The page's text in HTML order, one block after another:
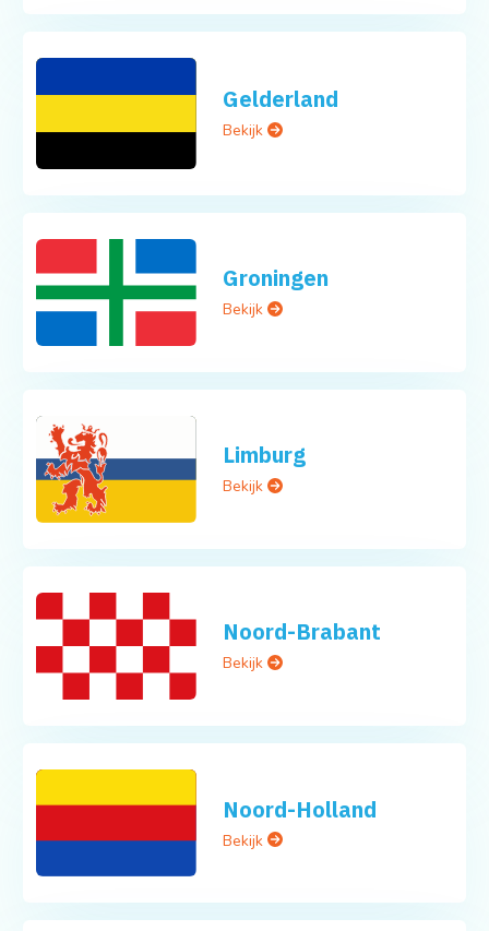
Gelderland
Bekijk
Groningen
Bekijk
Limburg
Bekijk
Noord-Brabant
Bekijk
Noord-Holland
Bekijk